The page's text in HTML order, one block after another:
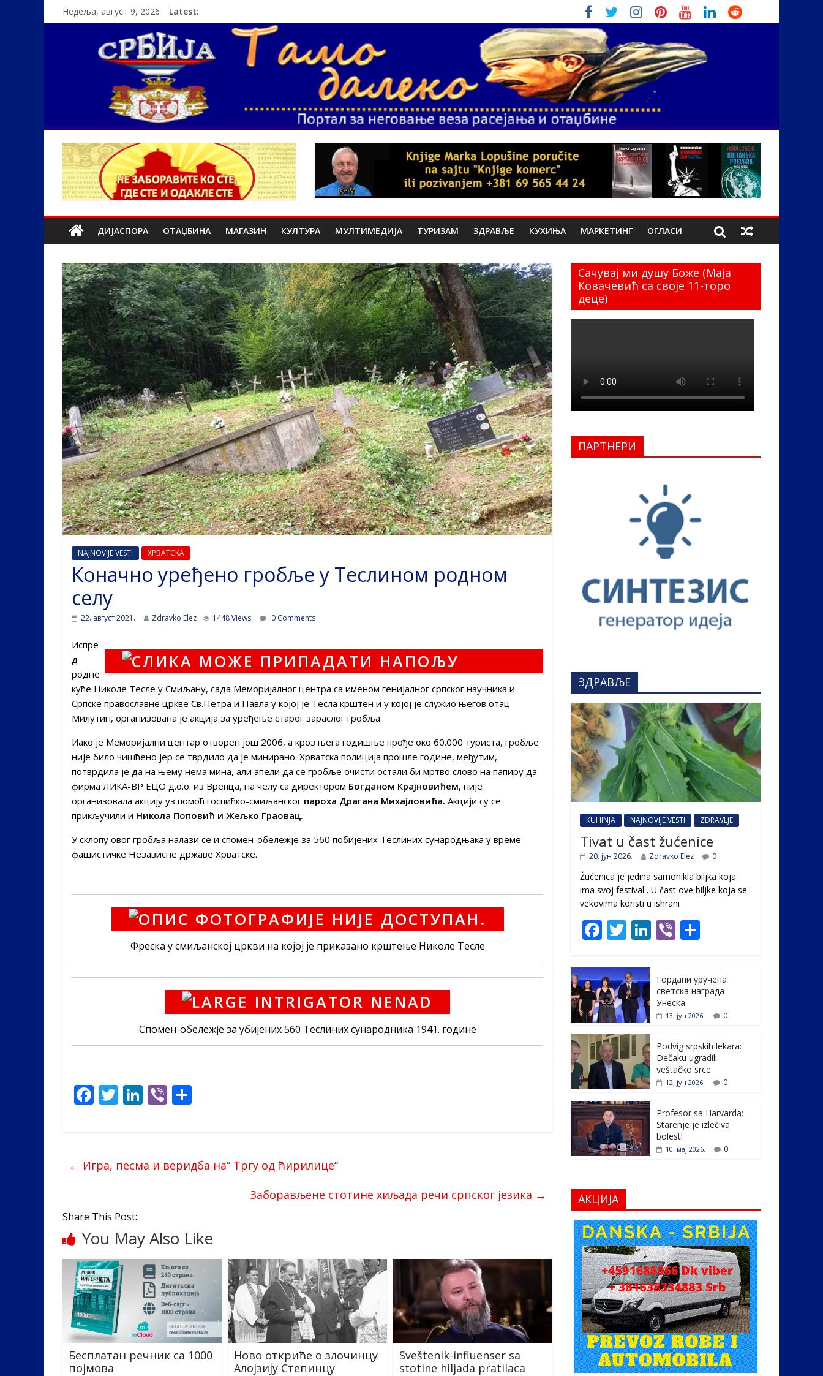
Недеља, август 9, 2026 Latest:
ДИЈАСПОРА ОТАЏБИНА МАГАЗИН КУЛТУРА МУЛТИМЕДИЈА ТУРИЗАМ ЗДРАВЉЕ КУХИЊА МАРКЕТИНГ ОГЛАСИ
NAJNOVIJE VESTI ХРВАТСКА
Коначно уређено гробље у Теслином родном
селу
22. август 2021. Zdravko Elez 1448 Views 0 Comments
Испре
д
родне
куће Николе Тесле у Смиљану, сада Меморијалног центра са именом генијалног српског научника и
Српске православне цркве Св.Петра и Павла у којој је Тесла крштен и у којој је служио његов отац
Милутин, организована је акција за уређење старог зараслог гробља.
Иако је Меморијални центар отворен још 2006, а кроз њега годишње прође око 60.000 туриста, гробље
није било чишћено јер се тврдило да је минирано. Хрватска полиција прошле године, међутим,
потврдила је да на њему нема мина, али апели да се гробље очисти остали би мртво слово на папиру да
фирма ЛИКА-ВР ЕЦО д.о.о. из Врепца, на челу са директором Богданом Крајновићем, није
организовала акцију уз помоћ госпићко-смиљанског пароха Драгана Михајловића. Акцији су се
прикључили и Никола Поповић и Жељко Граовац.
У склопу овог гробља налази се и спомен-обележје за 560 побијених Теслиних сународњака у време
фашистичке Независне државе Хрватске.
Фреска у смиљанској цркви на којој је приказано крштење Николе Тесле
Спомен-обележје за убијених 560 Теслиних сународника 1941. године
F
o
k
T Li
dI
Vi
e
← Игра, песма и веридба на“ Тргу од ћирилице“
Заборављене стотине хиљада речи српског језика →
Share This Post:
You May Also Like
Бесплатан речник са 1000
појмова
Ново откриће о злочинцу
Алојзију Степинцу
Sveštenik-influenser sa
stotine hiljada pratilaca
Сачувај ми душу Боже (Маја
Ковачевић са своје 11-торо
деце)
ПАРТНЕРИ
ЗДРАВЉЕ
KUHINJA NAJNOVIJE VESTI ZDRAVLJE
Tivat u čast žućenice
20. јун 2026. Zdravko Elez 0
Žućenica je jedina samonikla biljka koja
ima svoj festival . U čast ovе biljke koja se
vekovima koristi u ishrani
F
e
b
o
o
k
T
itt
er
Li
e
dI
n
Vi
e
Гордани уручена
светска награда
Унеска
13. јун 2026. 0
Podvig srpskih lekara:
Dečaku ugradili
veštačko srce
12. јун 2026. 0
Profesor sa Harvarda:
Starenje je izlečiva
bolest!
10. мај 2026. 0
АКЦИЈА